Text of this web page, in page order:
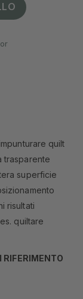
quilt
trasparente
superficie
risultati
quiltare
RIFERIMENTO